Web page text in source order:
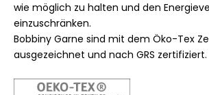
wie möglich zu halten und den
einzuschränken.
Bobbiny Garne sind mit dem Öko-Tex
ausgezeichnet und nach GRS zertifiziert.